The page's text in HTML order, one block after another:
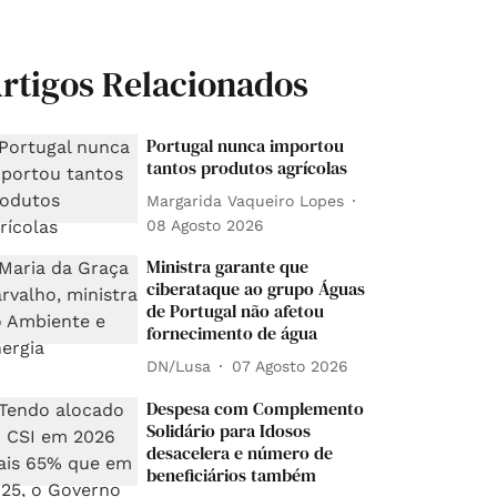
Relacionados
Portugal nunca importou
tantos produtos agrícolas
Margarida Vaqueiro Lopes
08 Agosto 2026
Ministra garante que
ciberataque ao grupo Águas
de Portugal não afetou
fornecimento de água
DN/Lusa 07 Agosto 2026
Despesa com Complemento
Solidário para Idosos
desacelera e número de
beneficiários também